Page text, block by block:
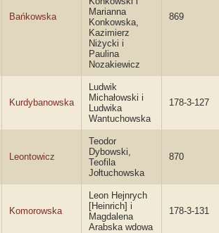
Bańkowska
Marianna
Konkowska,
Kazimierz
Niżycki i
Paulina
Nozakiewicz
869
Kurdybanowska
Ludwik
Michałowski i
Ludwika
Wantuchowska
178-3-127
Leontowicz
Teodor
Dybowski,
Teofila
Jołtuchowska
870
Komorowska
Leon Hejnrych
[Heinrich] i
Magdalena
Arabska wdowa
178-3-131